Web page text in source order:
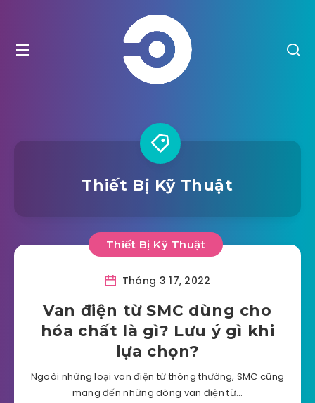
Thiết Bị Kỹ Thuật
Thiết Bị Kỹ Thuật
Tháng 3 17, 2022
Van điện từ SMC dùng cho
hóa chất là gì? Lưu ý gì khi
lựa chọn?
Ngoài những loại van điện từ thông thường, SMC cũng
mang đến những dòng van điện từ…